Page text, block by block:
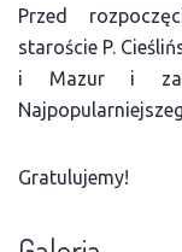
Przed
staroście P.
i Mazur i za
Gratulujemy!